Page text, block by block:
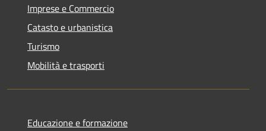
Imprese e Commercio
Catasto e urbanistica
Turismo
Mobilità e trasporti
Educazione e formazione